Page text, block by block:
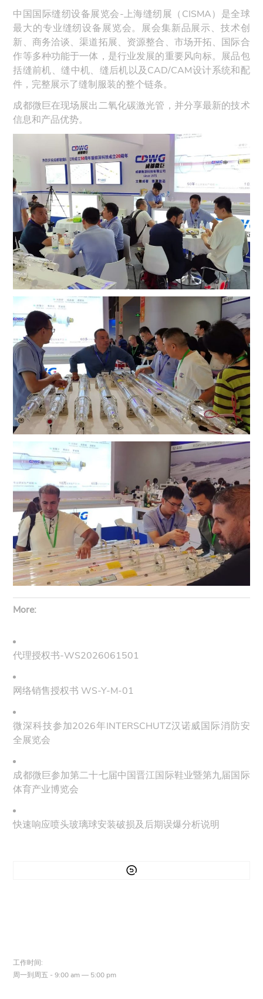
中国国际缝纫设备展览会-上海缝纫展（CISMA）是全球
最大的专业缝纫设备展览会。展会集新品展示、技术创
新、商务洽谈、渠道拓展、资源整合、市场开拓、国际合
作等多种功能于一体，是行业发展的重要风向标。展品包
括缝前机、缝中机、缝后机以及CAD/CAM设计系统和配
件，完整展示了缝制服装的整个链条。
成都微巨在现场展出二氧化碳激光管，并分享最新的技术
信息和产品优势。
More:
代理授权书-WS2026061501
网络销售授权书 WS-Y-M-01
微深科技参加2026年INTERSCHUTZ汉诺威国际消防安
全展览会
成都微巨参加第二十七届中国晋江国际鞋业暨第九届国际
体育产业博览会
快速响应喷头玻璃球安装破损及后期误爆分析说明

工作时间:
周一到周五 - 9:00 am — 5:00 pm